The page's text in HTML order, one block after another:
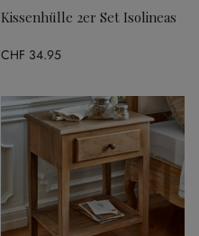
Kissenhülle 2er Set Isolineas
CHF 34.95